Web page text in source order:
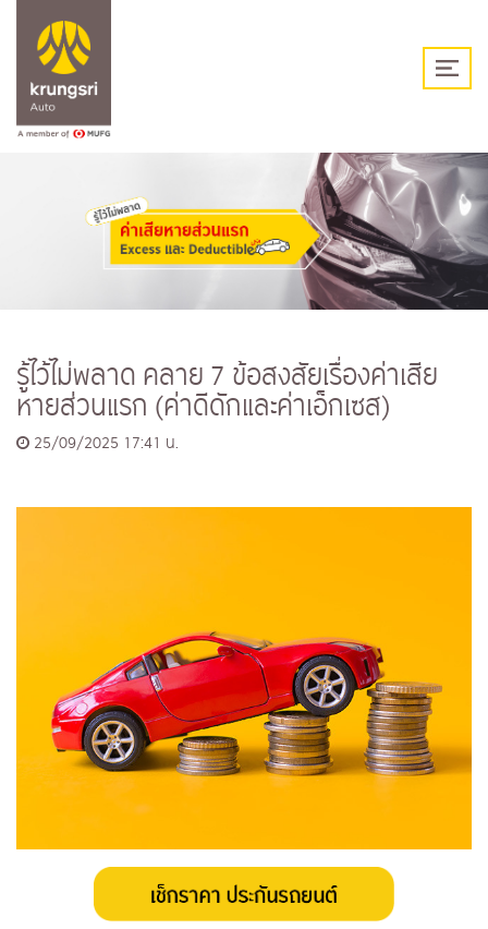
รู้ไว้ไม่พลาด คลาย 7 ข้อสงสัยเรื่องค่าเสีย
หายส่วนแรก (ค่าดีดักและค่าเอ็กเซส)
25/09/2025 17:41 น.